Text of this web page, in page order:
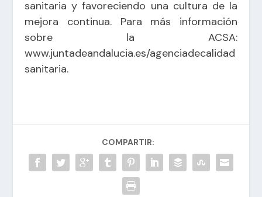
sanitaria y favoreciendo una cultura de la
mejora continua. Para más información
sobre la ACSA:
www.juntadeandalucia.es/agenciadecalidad
sanitaria.
COMPARTIR: